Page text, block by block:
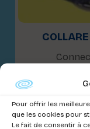
Pour offrir les
que les cookies pour
Le fait de consentir à